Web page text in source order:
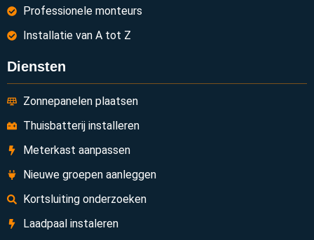
Professionele monteurs
Installatie van A tot Z
Diensten
Zonnepanelen plaatsen
Thuisbatterij installeren
Meterkast aanpassen
Nieuwe groepen aanleggen
Kortsluiting onderzoeken
Laadpaal instaleren